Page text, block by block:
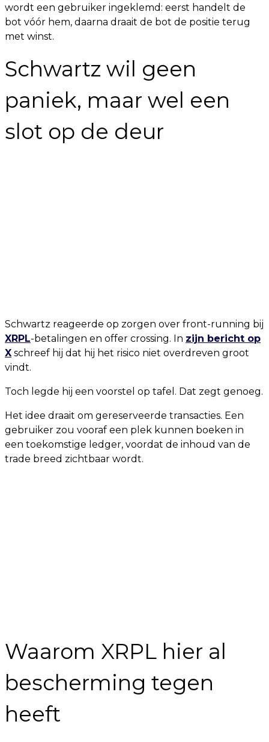
wordt een gebruiker ingeklemd: eerst handelt de
bot vóór hem, daarna draait de bot de positie terug
met winst.
Schwartz wil geen
paniek, maar wel een
slot op de deur
Schwartz reageerde op zorgen over front-running bij
XRPL-betalingen en offer crossing. In zijn bericht op
X schreef hij dat hij het risico niet overdreven groot
vindt.
Toch legde hij een voorstel op tafel. Dat zegt genoeg.
Het idee draait om gereserveerde transacties. Een
gebruiker zou vooraf een plek kunnen boeken in
een toekomstige ledger, voordat de inhoud van de
trade breed zichtbaar wordt.
Waarom XRPL hier al
bescherming tegen
heeft